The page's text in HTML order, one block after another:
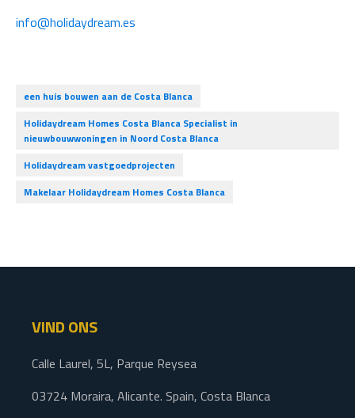
info@holidaydream.es
een huis bouwen aan de Costa Blanca
Holidaydream Homes Costa Blanca Specialist in
nieuwbouwwoningen in Noord Costa Blanca
Holidaydream vastgoedprojecten
Makelaar Holidaydream Homes Costa Blanca
VIND ONS
Calle Laurel, 5L, Parque Reysea
03724 Moraira, Alicante. Spain, Costa Blanca